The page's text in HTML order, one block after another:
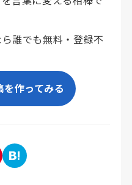
誰でも無料・登録不
作ってみる